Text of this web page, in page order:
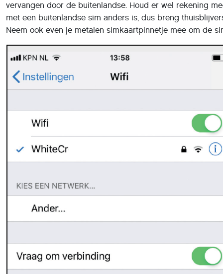
vervangen door de buitenlandse. Houd er wel rekening
met een buitenlandse sim anders is, dus breng
Neem ook even je metalen simkaartpinnetje mee om de